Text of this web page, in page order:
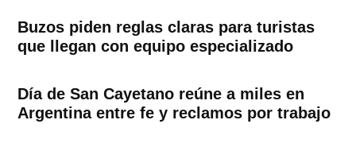
Buzos piden reglas claras para turistas
que llegan con equipo especializado
Día de San Cayetano reúne a miles en
Argentina entre fe y reclamos por trabajo